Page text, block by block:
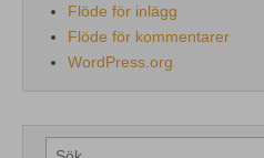
Flöde för inlägg
Flöde för kommentarer
WordPress.org
Sök